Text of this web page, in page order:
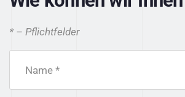
* – Pflichtfelder
Name *